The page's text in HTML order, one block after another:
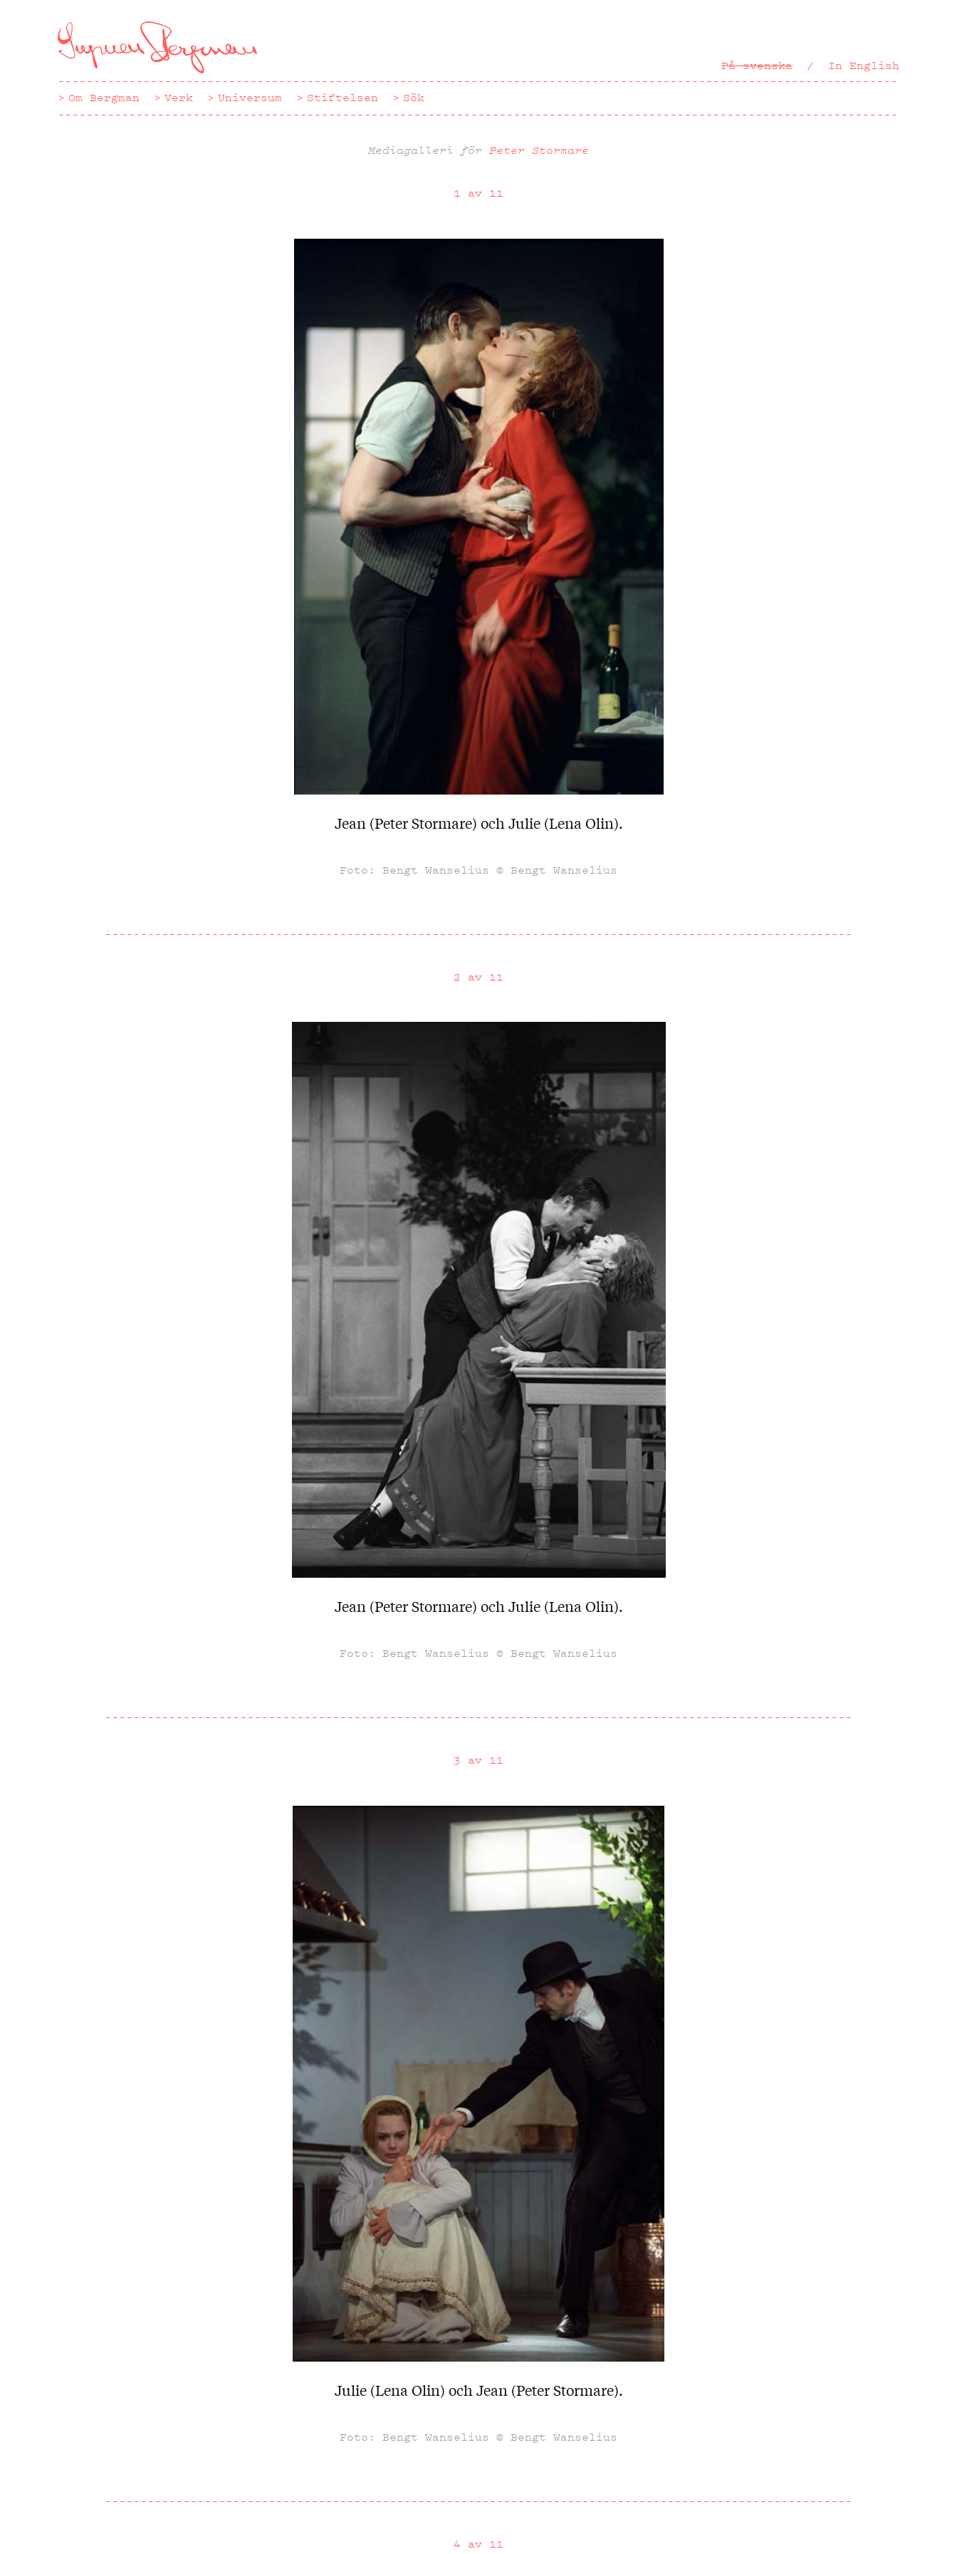
huvudinnehåll
På svenska
In English
Om Bergman Verk Universum Stiftelsen Sök
Mediagalleri för Peter Stormare
1 av 11
Jean (Peter Stormare) och Julie (Lena Olin).
Foto: Bengt Wanselius © Bengt Wanselius
2 av 11
Jean (Peter Stormare) och Julie (Lena Olin).
Foto: Bengt Wanselius © Bengt Wanselius
3 av 11
Julie (Lena Olin) och Jean (Peter Stormare).
Foto: Bengt Wanselius © Bengt Wanselius
4 av 11